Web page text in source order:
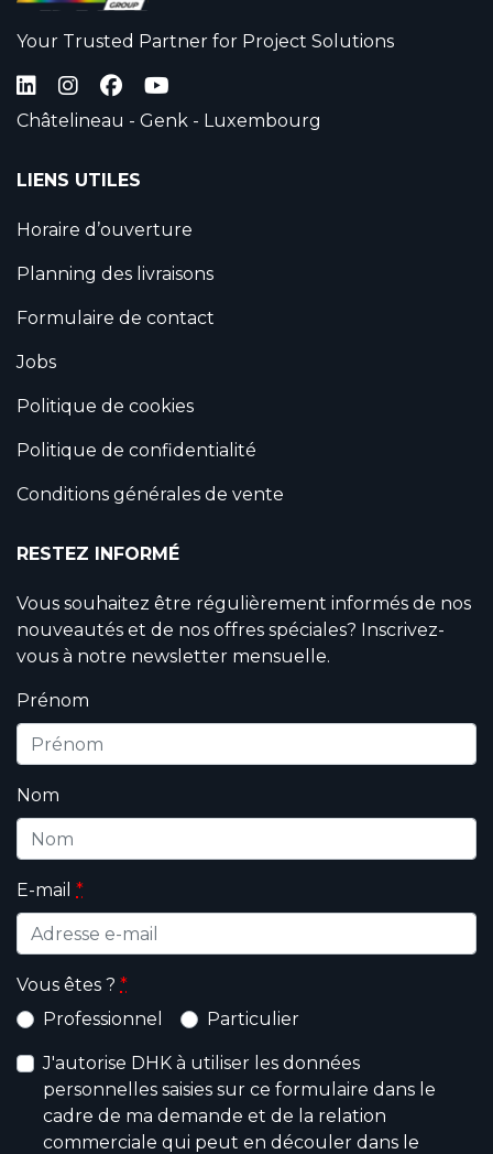
Your Trusted Partner for Project Solutions
Châtelineau - Genk - Luxembourg
LIENS UTILES
Horaire d’ouverture
Planning des livraisons
Formulaire de contact
Jobs
Politique de cookies
Politique de confidentialité
Conditions générales de vente
RESTEZ INFORMÉ
Vous souhaitez être régulièrement informés de nos
nouveautés et de nos offres spéciales? Inscrivez-
vous à notre newsletter mensuelle.
Prénom
Nom
E-mail *
Vous êtes ? *
Professionnel
Particulier
J'autorise DHK à utiliser les données
personnelles saisies sur ce formulaire dans le
cadre de ma demande et de la relation
commerciale qui peut en découler dans le